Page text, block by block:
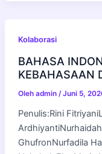
Kolaborasi
BAHASA
KEBAHASAAN
Oleh admin /Juni 5,
Penulis:Rini
GhufronNurfadila